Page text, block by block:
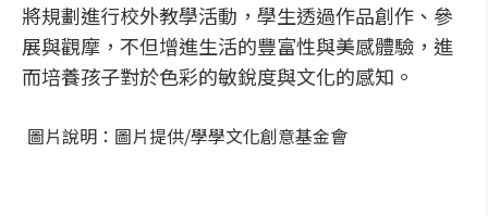
將規劃進行校外教學活動，學生透過作品創作、參
展與觀摩，不但增進生活的豐富性與美感體驗，進
而培養孩子對於色彩的敏銳度與文化的感知。
圖片說明：圖片提供/學學文化創意基金會